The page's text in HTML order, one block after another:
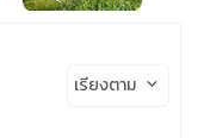
เรียงตาม keyboard_arrow_down